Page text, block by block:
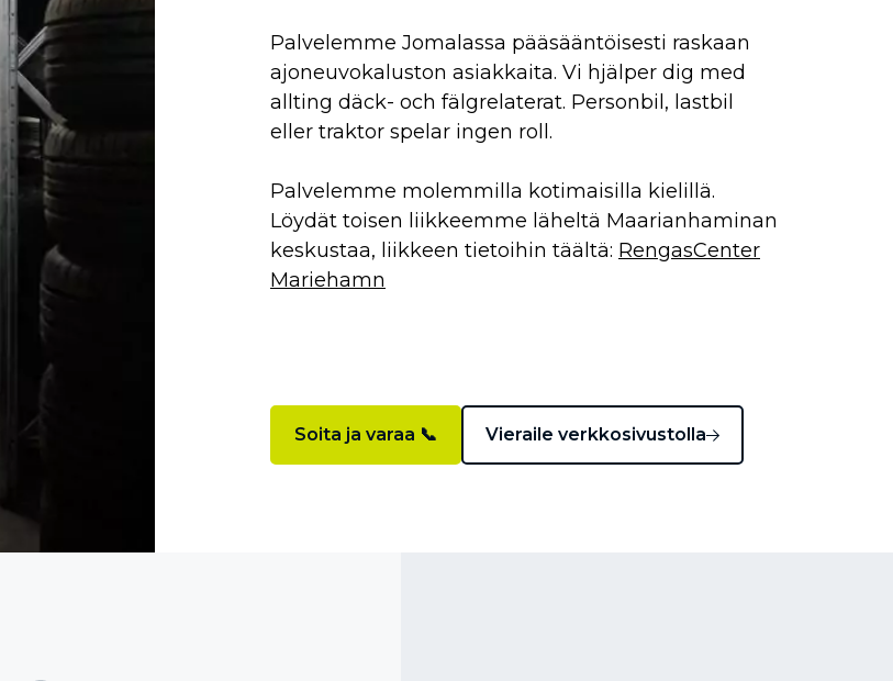
Palvelemme Jomalassa pääsääntöisesti raskaan
ajoneuvokaluston asiakkaita. Vi hjälper dig med
allting däck- och fälgrelaterat. Personbil, lastbil
eller traktor spelar ingen roll.
Palvelemme molemmilla kotimaisilla kielillä.
Löydät toisen liikkeemme läheltä Maarianhaminan
keskustaa, liikkeen tietoihin täältä: RengasCenter
Mariehamn
Soita ja varaa 📞 Vieraile verkkosivustolla